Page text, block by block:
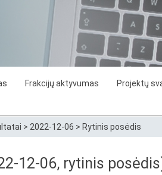
Frakcijų aktyvumas
Projektų
> 2022-12-06 > Rytinis posėdis
12-06, rytinis